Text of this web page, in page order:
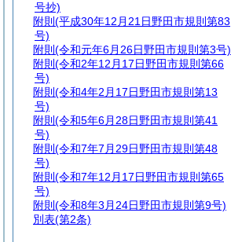
号抄)
附則 (平成30年12月21日野田市規則第83
号)
附則 (令和元年6月26日野田市規則第3号)
附則 (令和2年12月17日野田市規則第66
号)
附則 (令和4年2月17日野田市規則第13
号)
附則 (令和5年6月28日野田市規則第41
号)
附則 (令和7年7月29日野田市規則第48
号)
附則 (令和7年12月17日野田市規則第65
号)
附則 (令和8年3月24日野田市規則第9号)
別表(第2条)